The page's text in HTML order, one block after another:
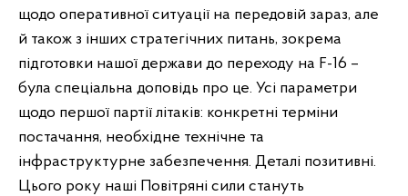
щодо оперативної ситуації на передовій зараз, але
й також з інших стратегічних питань, зокрема
підготовки нашої держави до переходу на F-16 –
була спеціальна доповідь про це. Усі параметри
щодо першої партії літаків: конкретні терміни
постачання, необхідне технічне та
інфраструктурне забезпечення. Деталі позитивні.
Цього року наші Повітряні сили стануть